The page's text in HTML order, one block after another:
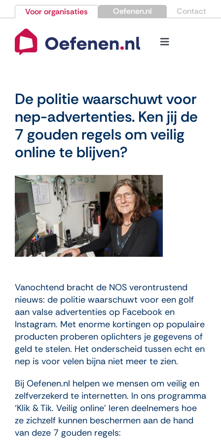
naar
inhoud
Voor organisaties Oefenen.nl Contact
Toggle
Nieuws
Kennisbank
Contact
De politie waarschuwt voor
nep-advertenties. Ken jij de
7 gouden regels om veilig
online te blijven?
Vanochtend bracht de NOS verontrustend
nieuws: de politie waarschuwt voor een golf
aan valse advertenties op Facebook en
Instagram. Met enorme kortingen op populaire
producten proberen oplichters je gegevens of
geld te stelen. Het onderscheid tussen echt en
nep is voor velen bijna niet meer te zien.
Bij Oefenen.nl helpen we mensen om veilig en
zelfverzekerd te internetten. In ons programma
‘Klik & Tik. Veilig online’ leren deelnemers hoe
ze zichzelf kunnen beschermen aan de hand
van deze 7 gouden regels: